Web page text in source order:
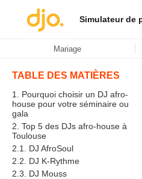
Simulateur de
Mariage
TABLE DES MATIÈRES
1. Pourquoi choisir un DJ afro-
house pour votre séminaire ou
gala
2. Top 5 des DJs afro-house à
Toulouse
2.1. DJ AfroSoul
2.2. DJ K-Rythme
2.3. DJ Mouss